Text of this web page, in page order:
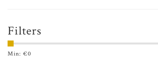
Filters
Min: €0